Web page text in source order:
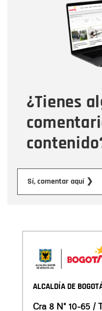
¿Tienes
Sí, comentar aquí ❯
Correo electrónico
Tipo de comentario
Mensaje
ALCALDÍA DE
Cra 8 N° 10-65 /